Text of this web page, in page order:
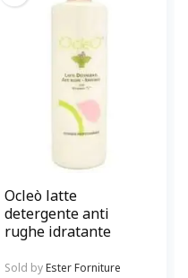
Ocleò latte
detergente anti
rughe idratante
Sold byEster Forniture